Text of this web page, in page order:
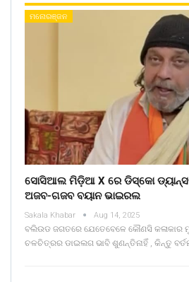
ମନୋରଞ୍ଜନ
ସୋସିଆଲ ମିଡ଼ିଆ X ରେ ଡିସ୍କୋ
ଅଜବ-ଗଜବ ବୟାନ ଭାଇରଲ
Sakala Khabar Aug 14, 2025
ବଲିଉଡ ଜଗତରେ ଯେତେବେଳେ କୌଣସି କଳାକାର
ଚଳଚିତ୍ରର ଡାଇଲଗ ଭାବି ଶୁଣନ୍ତିନାହିଁ , କିନ୍ତୁ